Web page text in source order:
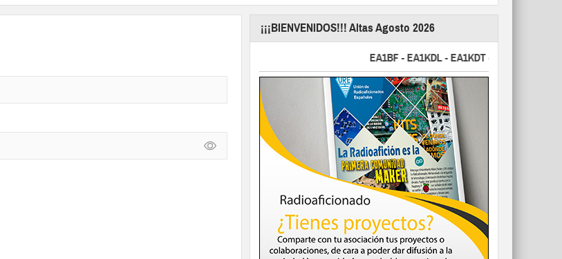
¡¡¡BIENVENIDOS!!! Altas Agosto 2026
EA1BF - EA1KDL - EA1KDT - EA2FBJ - EA2FJU -